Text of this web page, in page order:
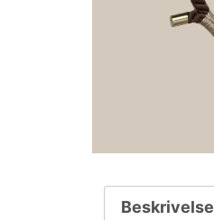
Beskrivelse